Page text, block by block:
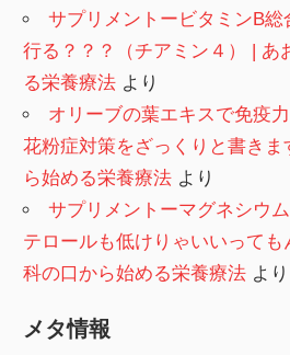
サプリメントービタミンB総
行る？？？（チアミン４） | あ
る栄養療法 より
オリーブの葉エキスで免疫
花粉症対策をざっくりと書き
ら始める栄養療法 より
サプリメントーマグネシウ
テロールも低けりゃいいって
科の口から始める栄養療法 より
メタ情報